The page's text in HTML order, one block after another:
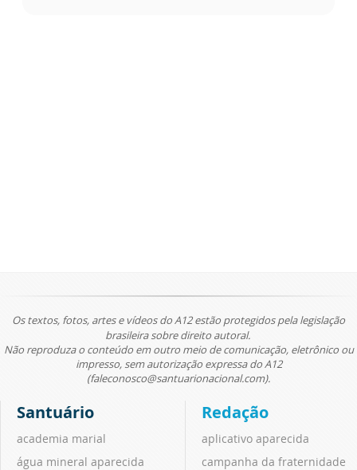
Os textos, fotos, artes e vídeos do A12 estão protegidos pela legislação
brasileira sobre direito autoral.
Não reproduza o conteúdo em outro meio de comunicação, eletrônico ou
impresso, sem autorização expressa do A12
(faleconosco@santuarionacional.com).
Santuário
academia marial
água mineral aparecida
Redação
aplicativo aparecida
campanha da fraternidade